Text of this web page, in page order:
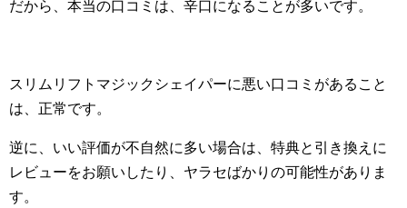
だから、本当の口コミは、辛口になることが多いです。
スリムリフトマジックシェイパーに悪い口コミがあること
は、正常です。
逆に、いい評価が不自然に多い場合は、特典と引き換えに
レビューをお願いしたり、ヤラセばかりの可能性がありま
す。